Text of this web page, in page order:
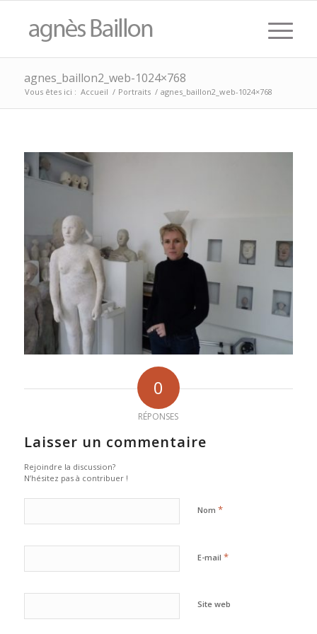
agnes_baillon2_web-1024×768
Vous êtes ici : Accueil / Portraits / agnes_baillon2_web-1024×768
0
RÉPONSES
Laisser un commentaire
Rejoindre la discussion?
N’hésitez pas à contribuer !
Nom *
E-mail *
Site web